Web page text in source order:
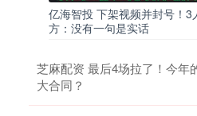
亿海智投 下架视频并封号！3
方：没有一句是实话
芝麻配资 最后4场拉了！今年
大合同？